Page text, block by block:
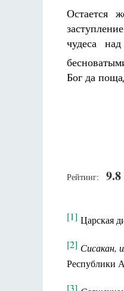
Остается
чудеса
Бог да
Рейтинг: 9.8
[1] Царская
[2] Сисакан,
Республики
[3]